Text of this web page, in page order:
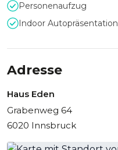
Personenaufzug
Indoor Autopräsentation
Adresse
Haus Eden
Grabenweg 64
6020 Innsbruck